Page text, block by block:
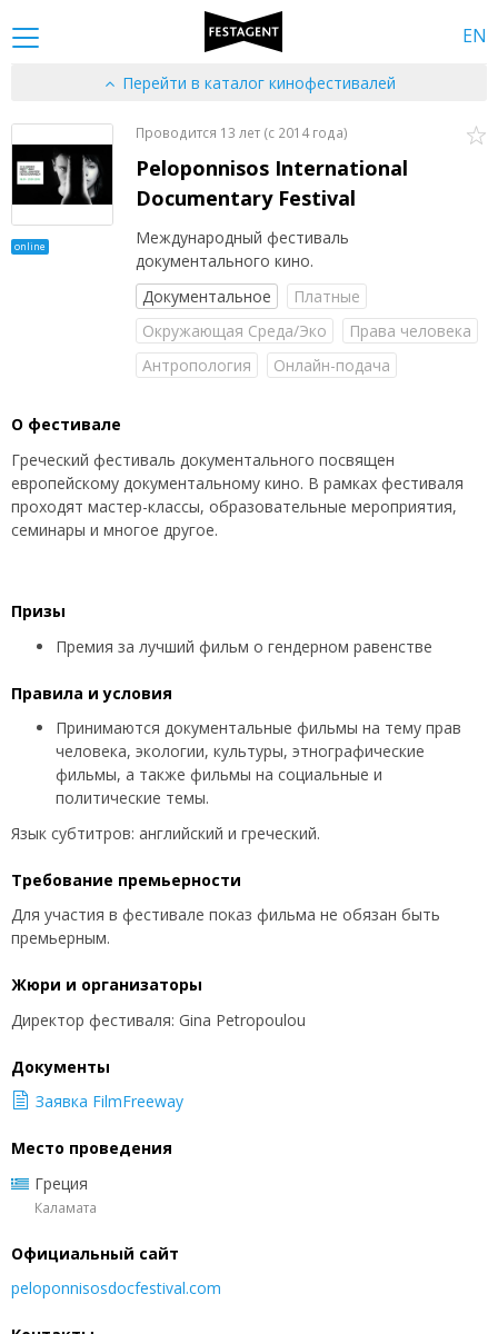
EN
Перейти в каталог кинофестивалей
online
Проводится 13 лет (c 2014 года)
Peloponnisos International
Documentary Festival
Международный фестиваль
документального кино.
Документальное
Платные
Окружающая Среда/Эко
Права человека
Антропология
Онлайн-подача
О фестивале
Греческий фестиваль документального посвящен
европейскому документальному кино. В рамках фестиваля
проходят мастер-классы, образовательные мероприятия,
семинары и многое другое.
Призы
Премия за лучший фильм о гендерном равенстве
Правила и условия
Принимаются документальные фильмы на тему прав
человека, экологии, культуры, этнографические
фильмы, а также фильмы на социальные и
политические темы.
Язык субтитров: английский и греческий.
Требование премьерности
Для участия в фестивале показ фильма не обязан быть
премьерным.
Жюри и организаторы
Директор фестиваля: Gina Petropoulou
Документы
Заявка FilmFreeway
Место проведения
Греция
Каламата
Официальный сайт
peloponnisosdocfestival.com